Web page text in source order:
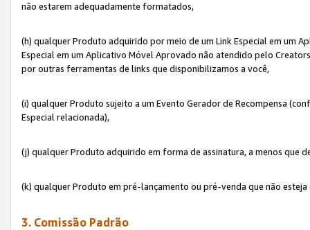
não estarem adequadamente formatados,
(h) qualquer Produto adquirido por meio de um Link Especial em um
Especial em um Aplicativo Móvel Aprovado não atendido pelo
por outras ferramentas de links que disponibilizamos a você,
(i) qualquer Produto sujeito a um Evento Gerador de Recompensa
Especial relacionada),
(j) qualquer Produto adquirido em forma de assinatura, a menos que
(k) qualquer Produto em pré-lançamento ou pré-venda que não
3. Comissão Padrão